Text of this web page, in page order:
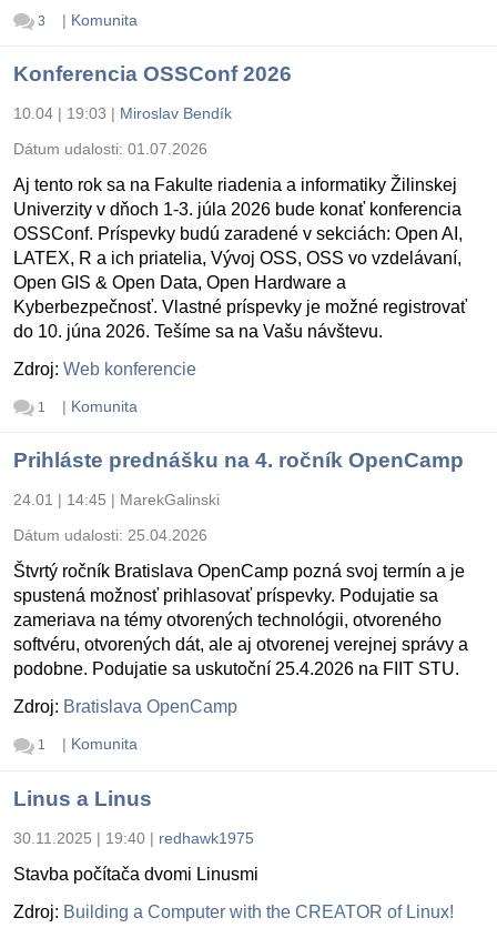
3 | Komunita
Konferencia OSSConf 2026
10.04 | 19:03 | Miroslav Bendík
Dátum udalosti: 01.07.2026
Aj tento rok sa na Fakulte riadenia a informatiky Žilinskej
Univerzity v dňoch 1-3. júla 2026 bude konať konferencia
OSSConf. Príspevky budú zaradené v sekciách: Open AI,
LATEX, R a ich priatelia, Vývoj OSS, OSS vo vzdelávaní,
Open GIS & Open Data, Open Hardware a
Kyberbezpečnosť. Vlastné príspevky je možné registrovať
do 10. júna 2026. Tešíme sa na Vašu návštevu.
Zdroj: Web konferencie
1 | Komunita
Prihláste prednášku na 4. ročník OpenCamp
24.01 | 14:45 | MarekGalinski
Dátum udalosti: 25.04.2026
Štvrtý ročník Bratislava OpenCamp pozná svoj termín a je
spustená možnosť prihlasovať príspevky. Podujatie sa
zameriava na témy otvorených technológii, otvoreného
softvéru, otvorených dát, ale aj otvorenej verejnej správy a
podobne. Podujatie sa uskutoční 25.4.2026 na FIIT STU.
Zdroj: Bratislava OpenCamp
1 | Komunita
Linus a Linus
30.11.2025 | 19:40 | redhawk1975
Stavba počítača dvomi Linusmi
Zdroj: Building a Computer with the CREATOR of Linux!